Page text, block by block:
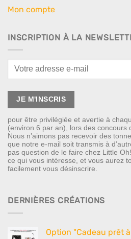
Mon compte
INSCRIPTION À LA
pour être privilégiée et avertie à
(environ 6 par an), lors des concours
Nous n’aimons pas recevoir des
que notre e-mail soit transmis à
pas question de le faire chez Little
ce qui vous intéresse, et vous aurez
facilement vous désinscrire.
DERNIÈRES CRÉATIONS
Option "Cadeau prêt